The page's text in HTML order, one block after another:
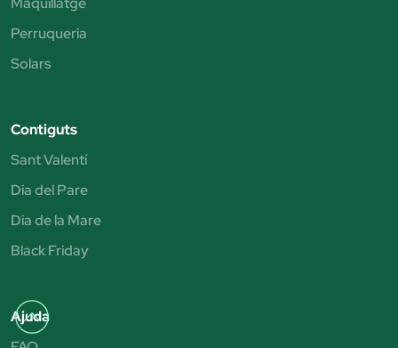
Perruqueria
Solars
Contiguts
Sant Valentí
Dia del Pare
Dia de la Mare
Black Friday
Ajuda